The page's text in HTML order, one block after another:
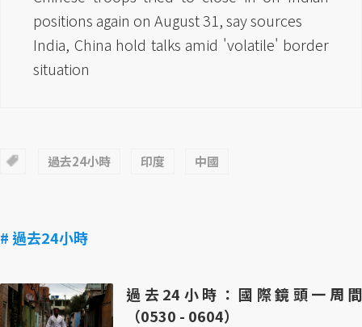
positions again on August 31, say sources
India, China hold talks amid 'volatile' border
situation
過去24小時 印度 中國
# 過去24小時
過去24小時：國際鏡頭一周間
（0530 - 0604）